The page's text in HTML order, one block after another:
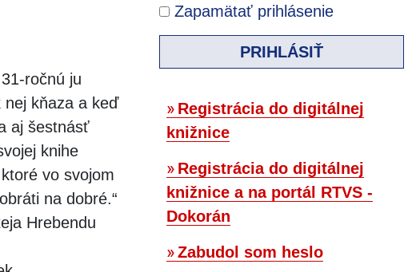
ročnú ju
nej kňaza a keď
aj šestnásť
knihe
vo svojom
na dobré.“
Hrebendu
Zapamätať prihlásenie
PRIHLÁSIŤ
Registrácia do digitálnej
knižnice
Registrácia do digitálnej
knižnice a na portál RTVS -
Dokorán
Zabudol som heslo